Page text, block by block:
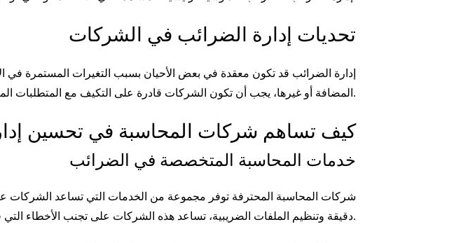
تحديات إدارة الضرائب في الشركات
إدارة الضرائب قد تكون معقدة في بعض الأحيان بسبب التغيرات المستمرة في
المضافة أو غيرها، يجب أن تكون الشركات قادرة على التكيف مع المتطلبات المتغيرة لتجنب الغرامات المالية.
كيف تساهم شركات المحاسبة في تحسين
خدمات المحاسبة المتخصصة في الضرائب
شركات المحاسبة المحترفة توفر مجموعة من الخدمات التي تساعد الشركات
دقيقة وتنظيم الملفات الضريبية، تساعد هذه الشركات على تجنب الأخطاء التي قد تؤدي إلى مشكلات قانونية.